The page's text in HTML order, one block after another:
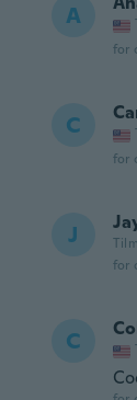
A
for
C
for
J
for
C